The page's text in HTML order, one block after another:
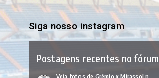
Siga nosso instagram
Postagens recentes no fórum